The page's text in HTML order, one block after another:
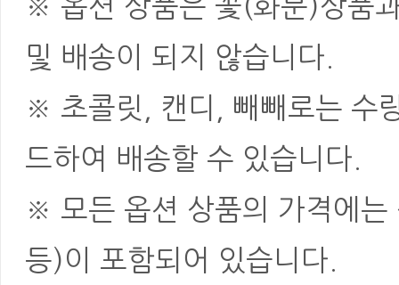
※ 옵션 상품은 꽃(화분)상품
및 배송이 되지 않습니다.
※ 초콜릿, 캔디, 빼빼로는 수
드하여 배송할 수 있습니다.
※ 모든 옵션 상품의 가격에는
등)이 포함되어 있습니다.